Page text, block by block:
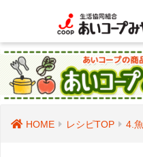
HOME レシピTOP 4.魚